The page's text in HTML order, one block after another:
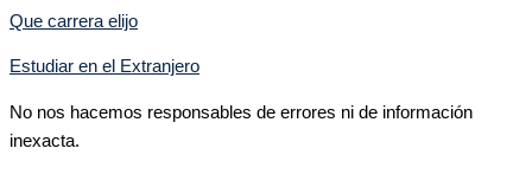
Que carrera elijo
Estudiar en el Extranjero
No nos hacemos responsables de errores ni de información
inexacta.